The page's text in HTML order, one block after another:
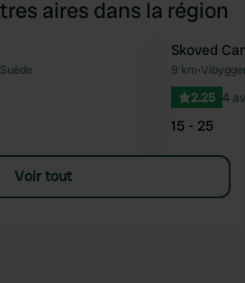
aires dans la région
Préféré
Skoved
9 km•
2.25 4
15 - 25
Voir tout